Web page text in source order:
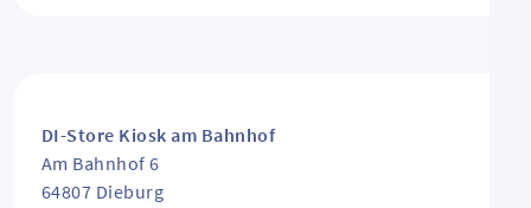
DI-Store Kiosk am Bahnhof
Am Bahnhof 6
64807 Dieburg